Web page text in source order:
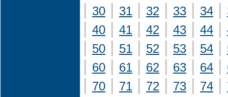
30 31 32 33 34
40 41 42 43 44
50 51 52 53 54
60 61 62 63 64
70 71 72 73 74